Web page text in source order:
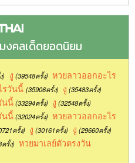
งคลเด็ดยอดนิยม
) งู (39548ครั้ง) หวยลาวออกอะไร
รวันนี้ (35906ครั้ง) งู (35483ครั้ง)
นนี้ (33294ครั้ง) งู (32548ครั้ง)
นนี้ (32024ครั้ง) หวยลาวออกอะไร
ครั้ง) งู (30161ครั้ง) งู (29660ครั้ง)
รั้ง) หวยมาเลย์ตัวตรงวัน